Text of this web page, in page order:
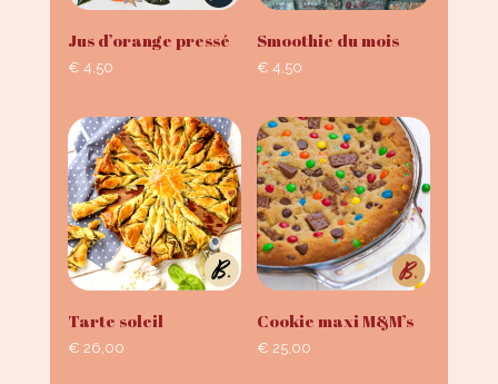
Jus d’orange pressé
€ 4,50
Smoothie du mois
€ 4,50
Tarte soleil
€ 26,00
Cookie maxi M&M’s
€ 25,00